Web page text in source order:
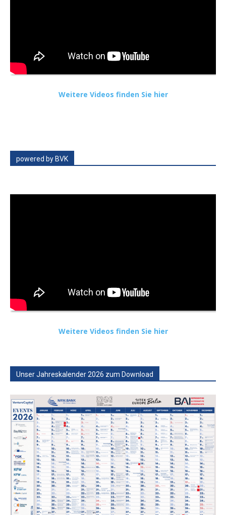
Weitere Videos finden Sie hier
powered by BVK
Weitere Videos finden Sie hier
Unser Jahreskalender 2026 zum Download